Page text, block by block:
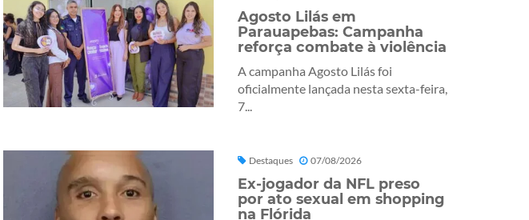
Agosto Lilás em
Parauapebas: Campanha
reforça combate à violência
A campanha Agosto Lilás foi
oficialmente lançada nesta sexta-feira,
7...
Destaques 07/08/2026
Ex-jogador da NFL preso
por ato sexual em shopping
na Flórida